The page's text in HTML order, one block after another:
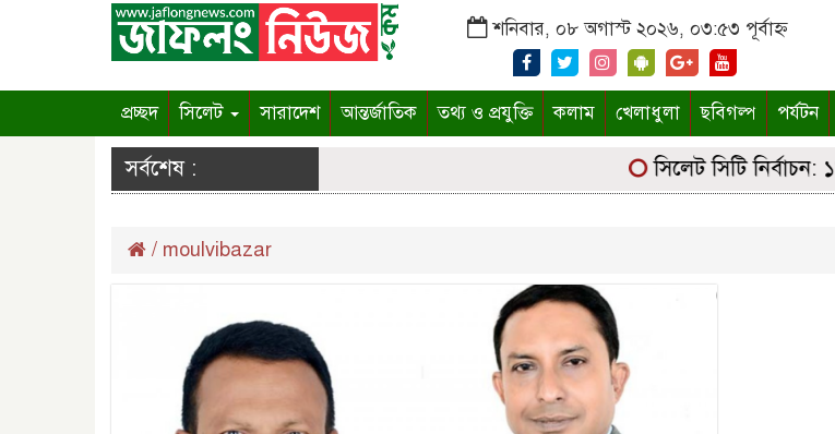
শনিবার, ০৮ অগাস্ট ২০২৬, ০৩:৫৩ পূর্বাহ্ন
প্রচ্ছদ সিলেট সারাদেশ আন্তর্জাতিক তথ্য ও প্রযুক্তি কলাম খেলাধুলা ছবিগল্প পর্যটন
সর্বশেষ : সিলেট সিটি নির্বাচন:
/ moulvibazar